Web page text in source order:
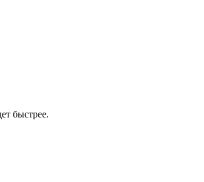
быстрее.